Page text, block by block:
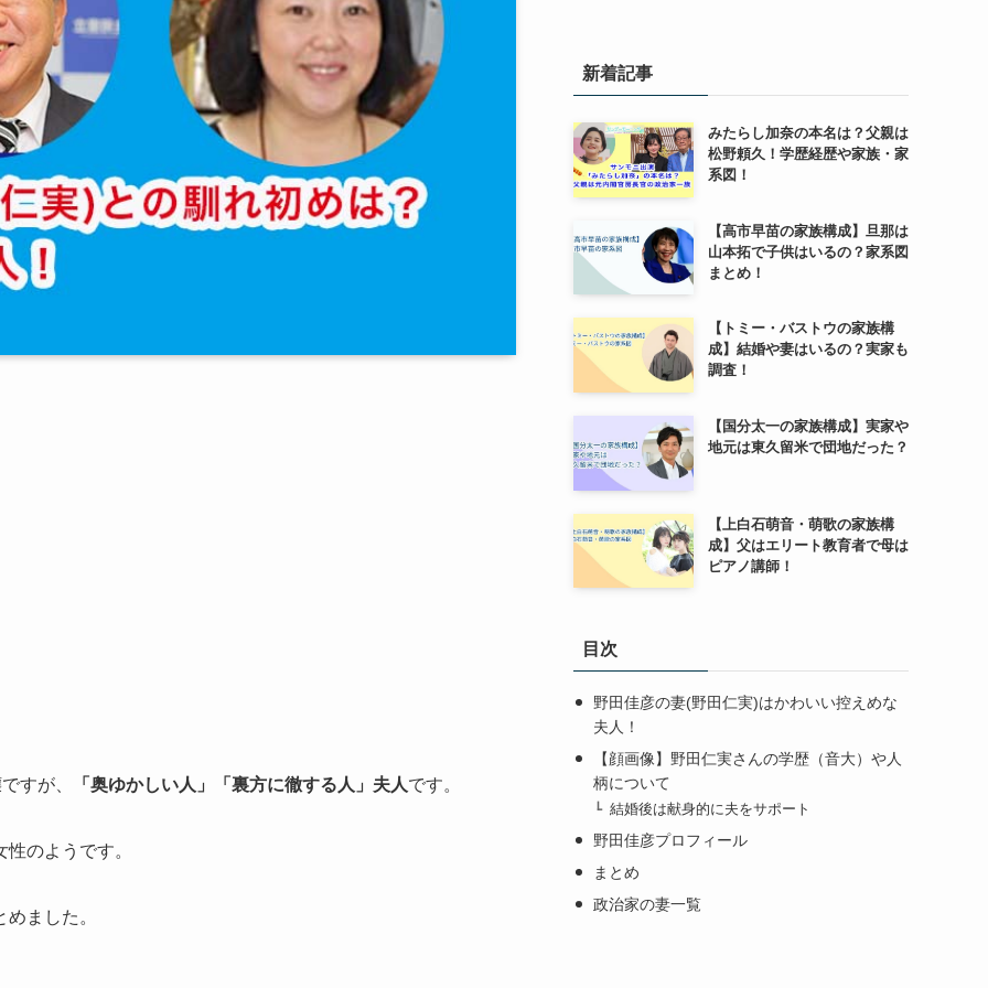
すが、 「奥ゆかしい人」「裏方に徹する人」夫人です。
のようです。
ました。
新着記事
みたらし加奈の本名は？父親は
松野頼久！学歴経歴や家族・家
系図！
【高市早苗の家族構成】旦那は
山本拓で子供はいるの？家系図
まとめ！
【トミー・バストウの家族構
成】結婚や妻はいるの？実家も
調査！
【国分太一の家族構成】実家や
地元は東久留米で団地だった？
【上白石萌音・萌歌の家族構
成】父はエリート教育者で母は
ピアノ講師！
目次
野田佳彦の妻(野田仁実)はかわいい控えめな
夫人！
【顔画像】野田仁実さんの学歴（音大）や人
柄について
結婚後は献身的に夫をサポート
野田佳彦プロフィール
まとめ
政治家の妻一覧